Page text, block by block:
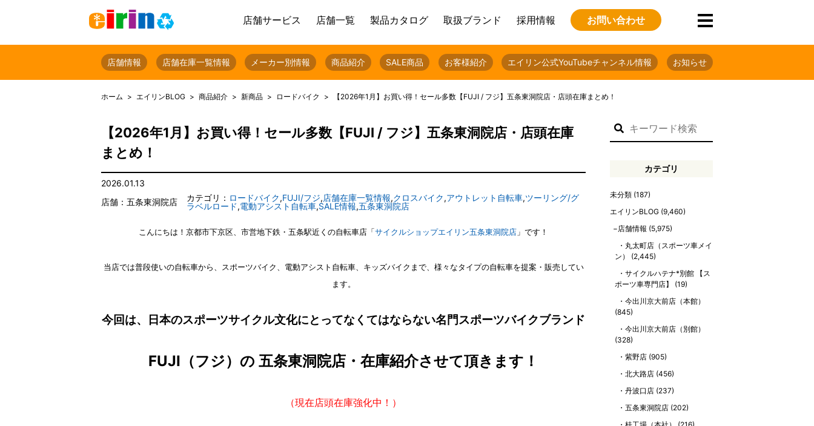
店舗サービス 店舗一覧 製品カタログ 取扱ブランド 採用情報 お問い合わせ
店舗情報 店舗在庫一覧情報 メーカー別情報 商品紹介 SALE商品 お客様紹介 エイリン公式YouTubeチャンネル情報 お知らせ
ホーム エイリンBLOG 商品紹介 新商品 ロードバイク 【2026年1月】お買い得！セール多数【FUJI / フジ】五条東洞院店・店頭在庫まとめ！
【2026年1月】お買い得！セール多数【FUJI / フジ】五条東洞院店・店頭在庫
まとめ！
2026.01.13
店舗：五条東洞院店
カテゴリ： ロードバイク,FUJI/フジ,店舗在庫一覧情報,クロスバイク,アウトレット自転車,ツーリング/グ
ラベルロード,電動アシスト自転車,SALE情報,五条東洞院店
こんにちは！京都市下京区、市営地下鉄・五条駅近くの自転車店「サイクルショップエイリン五条東洞院店 」です！
当店では普段使いの自転車から、スポーツバイク、電動アシスト自転車、キッズバイクまで、様々なタイプの自転車を提案・販売してい
ます。
今回は、日本のスポーツサイクル文化にとってなくてはならない名門スポーツバイクブランド
FUJI（フジ）の 五条東洞院店・在庫紹介させて頂きます！
（現在店頭在庫強化中！）
カテゴリ
未分類 (187)
エイリンBLOG (9,460)
店舗情報 (5,975)
丸太町店（スポーツ車メイ
ン）
(2,445)
サイクルハテナ*別館 【ス
ポーツ車専門店】
(19)
今出川京大前店（本館）
(845)
今出川京大前店（別館）
(328)
紫野店 (905)
北大路店 (456)
丹波口店 (237)
五条東洞院店 (202)